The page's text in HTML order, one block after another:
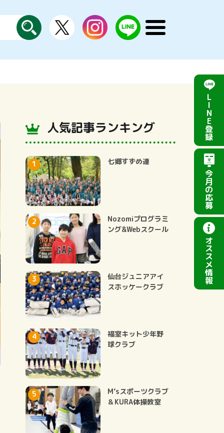
探
す
instagram LINE
公
メ
人気記事ランキング
七郷すずめ連
Nozomiプログラミ
ング&Webスクール
仙台ジュニアアイ
スホッケークラブ
福室キット少年野
球クラブ
M’sスポーツクラブ
＆KURA体操教室
L
I
N
E
登
録
今
月
の
応
募
オ
ス
ス
メ
情
報